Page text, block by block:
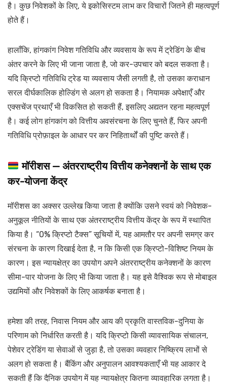
है। कुछ निवेशकों के लिए, ये इकोसिस्टम लाभ कर विचारों जितने ही महत्वपूर्ण
होते हैं।
हालाँकि, हांगकांग निवेश गतिविधि और व्यवसाय के रूप में ट्रेडिंग के बीच
अंतर करने के लिए भी जाना जाता है, जो कर-उपचार को बदल सकता है।
यदि क्रिप्टो गतिविधि ट्रेड या व्यवसाय जैसी लगती है, तो उसका कराधान
सरल दीर्घकालिक होल्डिंग से अलग हो सकता है। नियामक अपेक्षाएँ और
एक्सचेंज प्रथाएँ भी विकसित हो सकती हैं, इसलिए अद्यतन रहना महत्वपूर्ण
है। कई लोग हांगकांग को वित्तीय अवसंरचना के लिए चुनते हैं, फिर अपनी
गतिविधि प्रोफ़ाइल के आधार पर कर निहितार्थों की पुष्टि करते हैं।
मॉरीशस — अंतरराष्ट्रीय वित्तीय कनेक्शनों के साथ एक
कर-योजना केंद्र
मॉरीशस का अक्सर उल्लेख किया जाता है क्योंकि उसने स्वयं को निवेशक-
अनुकूल नीतियों के साथ एक अंतरराष्ट्रीय वित्तीय केंद्र के रूप में स्थापित
किया है। “0% क्रिप्टो टैक्स” सूचियों में, यह आमतौर पर अपनी समग्र कर
संरचना के कारण दिखाई देता है, न कि किसी एक क्रिप्टो-विशिष्ट नियम के
कारण। इस न्यायक्षेत्र का उपयोग अपने अंतरराष्ट्रीय कनेक्शनों के कारण
सीमा-पार योजना के लिए भी किया जाता है। यह इसे वैश्विक रूप से मोबाइल
उद्यमियों और निवेशकों के लिए आकर्षक बनाता है।
हमेशा की तरह, निवास नियम और आय की प्रकृति वास्तविक-दुनिया के
परिणाम को निर्धारित करती है। यदि क्रिप्टो किसी व्यावसायिक संचालन,
पेशेवर ट्रेडिंग या सेवाओं से जुड़ा है, तो उसका व्यवहार निष्क्रिय लाभों से
अलग हो सकता है। बैंकिंग और अनुपालन आवश्यकताएँ भी यह आकार दे
सकती हैं कि दैनिक उपयोग में यह न्यायक्षेत्र कितना व्यावहारिक लगता है।